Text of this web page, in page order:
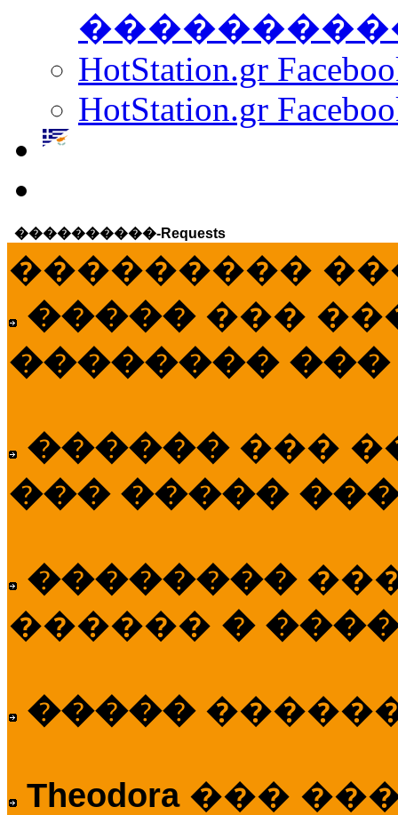
HotStation.gr
HotStation.gr
����������-Requests
���������
����� ���
��������
������ ���
��� �����
��������
������ �
�����
Theodora ���